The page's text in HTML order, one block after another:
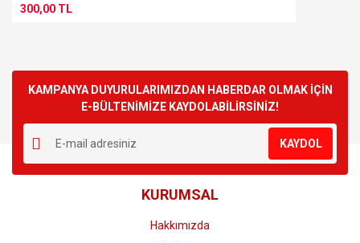
300,00 TL
KAMPANYA DUYURULARIMIZDAN HABERDAR OLMAK İÇİN
E-BÜLTENİMİZE KAYDOLABİLİRSİNİZ!
KAYDOL
KURUMSAL
Hakkımızda